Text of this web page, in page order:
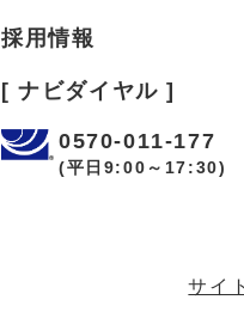
採用情報
[ ナビダイヤル ]
0570-011-177
(平日9:00～17:30)
サイ